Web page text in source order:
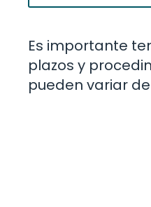
Es importante
plazos y
pueden variar